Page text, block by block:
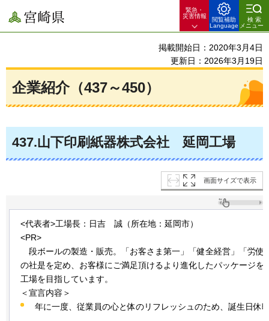
宮崎県
緊急・
災害情報
閲覧補助
Language
検索
メニュー
掲載開始日：2020年3月4日
更新日：2026年3月19日
企業紹介（437～450）
437.山下印刷紙器株式会社 延岡工場
画面サイズで表示
<代表者>工場長：日吉 誠 （所在地：延岡市）
<PR>
段ボールの製造・販売。「お客さま第一」「健全経営」「労使
の社是を定め、お客様にご満足頂けるより進化したパッケージを
工場を目指しています。
＜宣言内容＞
年に一度、従業員の心と体のリフレッシュのため、誕生日休